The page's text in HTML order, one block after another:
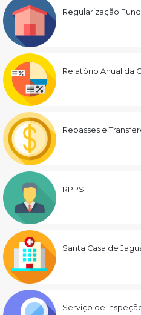
Regularização
Relatório Anual da
Repasses e
RPPS
Santa Casa de
Serviço de Inspeção